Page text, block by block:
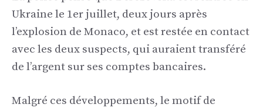
Ukraine le 1er juillet, deux jours après
l’explosion de Monaco, et est restée en contact
avec les deux suspects, qui auraient transféré
de l’argent sur ses comptes bancaires.
Malgré ces développements, le motif de